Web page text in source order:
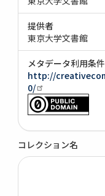
提供者
東京大学文書館
メタデータ利用条件
http://
0/
コレクション名